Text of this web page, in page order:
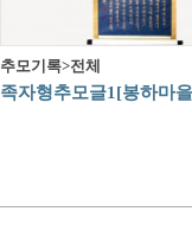
추모기록>전체
족자형추모글1[봉하마